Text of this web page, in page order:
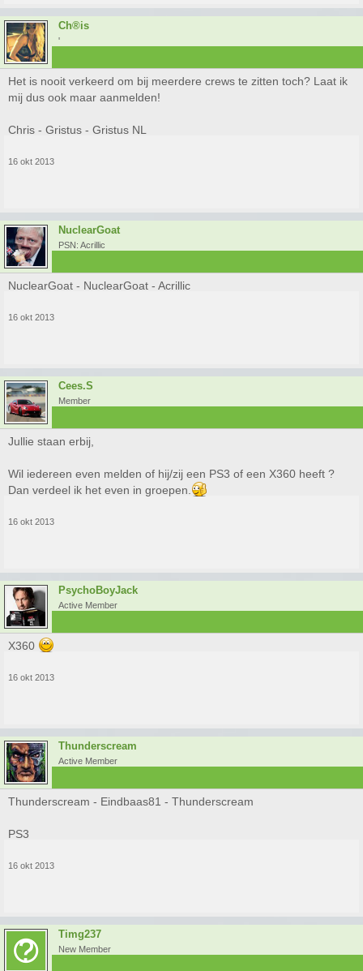
Ch®is
'
Het is nooit verkeerd om bij meerdere crews te zitten toch? Laat ik
mij dus ook maar aanmelden!
Chris - Gristus - Gristus NL
16 okt 2013
NuclearGoat
PSN: Acrillic
NuclearGoat - NuclearGoat - Acrillic
16 okt 2013
Cees.S
Member
Jullie staan erbij,
Wil iedereen even melden of hij/zij een PS3 of een X360 heeft ?
Dan verdeel ik het even in groepen.
16 okt 2013
PsychoBoyJack
Active Member
X360
16 okt 2013
Thunderscream
Active Member
Thunderscream - Eindbaas81 - Thunderscream
PS3
16 okt 2013
Timg237
New Member